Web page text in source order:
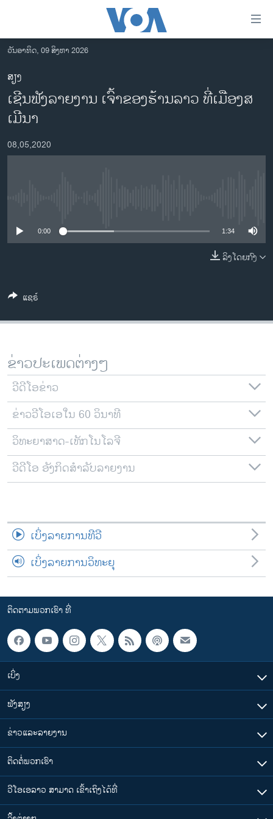
ເຂົ້າ
ຫາ
ຂ້າມ
ຂ້າມ
ຂ້າມ
ໄປ
ຫາ
ຊອກ
ລາວ
ອາເມຣິກາ
ຂ່າວ​ຈີນ
ຊີວິດຊາວລາວ
ທຸລະກິດ
ພາສາອັງກິດ
ສຽງ
ລາຍການກະຈາຍສຽງ
ລາຍງານ
ຕິດຕາມພວກເຮົາ ທີ່
ພາສາຕ່າງໆ
ວັນອາທິດ, 09 ສິງຫາ 2026
ສຽງ
ເຊີນຟັງລາຍງານ ເຈົ້າຂອງຮ້ານລາວ ທີ່ເມືອງສ
ເມີນາ
08,05,2020
0:00 1:34
ລິງໂດຍກົງ
ແຊຣ໌
ຂ່າວປະເພດຕ່າງໆ
ວີດີໂອຂ່າວ
ຂ່າວວີໂອເອໃນ 60 ວິນາທີ
ວິທະຍາສາດ-ເທັກໂນໂລຈີ
ວີດີໂອ ອັງກິດສຳລັບລາຍງານ
ເບິ່ງລາຍການທີວີ
ເບິ່ງລາຍການວິທະຍຸ
ຕິດຕາມພວກເຮົາ ທີ່
ເບິ່ງ
ຟັງສຽງ
ຂ່າວແລະລາຍງານ
ຕິດຕໍ່ພວກເຮົາ
ວີໂອເອລາວ ສາມາດ ເຂົ້າເຖິງໄດ້ທີ່